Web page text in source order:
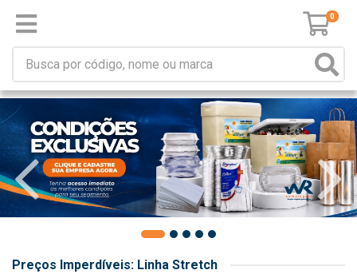
0
Preços Imperdíveis: Linha Stretch